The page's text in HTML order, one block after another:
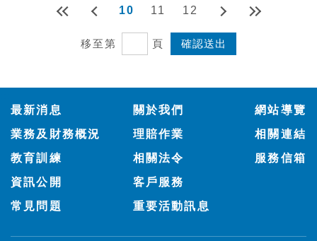
10 11 12
移至第 頁
最新消息
關於我們
業務及財務概況
理賠作業
教育訓練
相關法令
資訊公開
客戶服務
常見問題
重要活動訊息
網站導覽
相關連結
服務信箱